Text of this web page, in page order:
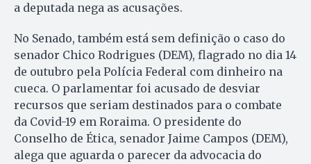
a deputada nega as acusações.
No Senado, também está sem definição o caso do
senador Chico Rodrigues (DEM), flagrado no dia 14
de outubro pela Polícia Federal com dinheiro na
cueca. O parlamentar foi acusado de desviar
recursos que seriam destinados para o combate
da Covid-19 em Roraima. O presidente do
Conselho de Ética, senador Jaime Campos (DEM),
alega que aguarda o parecer da advocacia do